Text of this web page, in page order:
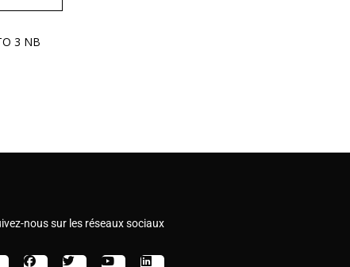
3 NB
nous sur les réseaux sociaux